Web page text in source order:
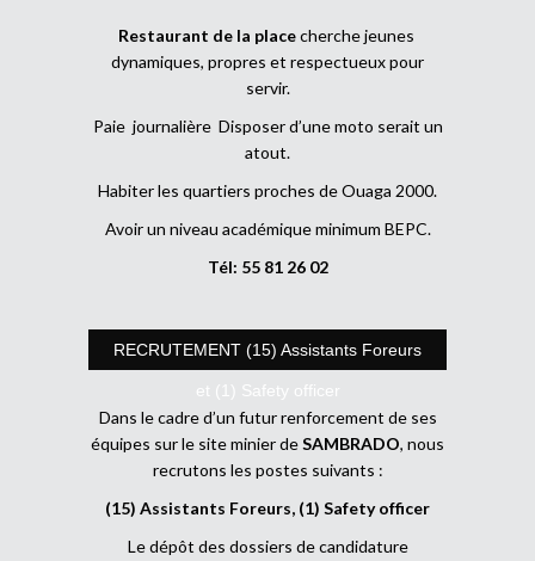
Restaurant de la placecherche jeunes
dynamiques, propres et respectueux pour
servir.
Paie journalière Disposer d’une moto serait un
atout.
Habiter les quartiers proches de Ouaga 2000.
Avoir un niveau académique minimum BEPC.
Tél: 55 81 26 02
RECRUTEMENT (15) Assistants Foreurs
et (1) Safety officer
Dans le cadre d’un futur renforcement de ses
équipes sur le site minier deSAMBRADO, nous
recrutons les postes suivants :
(15) Assistants Foreurs, (1) Safety officer
Le dépôt des dossiers de candidature